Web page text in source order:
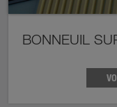
BONNEUIL